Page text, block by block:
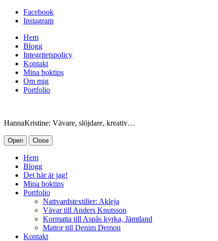
Facebook
Instagram
Hem
Blogg
Integritetspolicy
Kontakt
Mina boktips
Om mig
Portfolio
HannaKristine: Vävare, slöjdare, kreativ…
Open Close
Hem
Blogg
Det här är jag!
Mina boktips
Portfolio
Nattvardstextilier: Akleja
Vävar till Anders Knutsson
Kormatta till Aspås kyrka, Jämtland
Mattor till Denim Demon
Kontakt